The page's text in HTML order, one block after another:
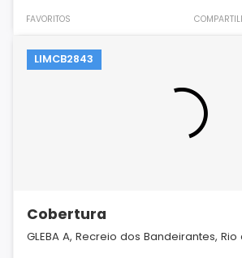
FAVORITOS
LIMCB2843
Cobertura
GLEBA A, Recreio dos Bandeirantes,